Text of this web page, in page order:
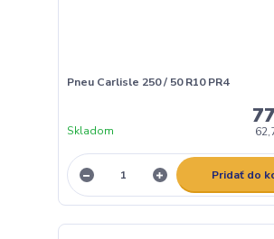
Pneu Carlisle 250 / 50 R10 PR4
Skladom
Pridať do